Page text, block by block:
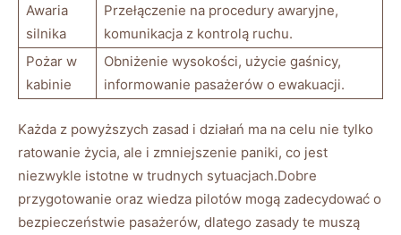
Awaria
silnika
Przełączenie na procedury awaryjne,
komunikacja z kontrolą ruchu.
Pożar w⁢
kabinie
Obniżenie wysokości, użycie gaśnicy,
informowanie pasażerów o ewakuacji.
Każda z powyższych zasad i ​działań ⁤ma⁤ na celu nie⁣ tylko
ratowanie ⁢życia, ale i zmniejszenie paniki, co jest⁤
niezwykle istotne w trudnych sytuacjach.Dobre
przygotowanie oraz ‍wiedza⁤ pilotów mogą zadecydować o
bezpieczeństwie pasażerów, ⁤dlatego ⁤zasady te​ muszą